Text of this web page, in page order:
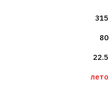
315
80
22.5
лето